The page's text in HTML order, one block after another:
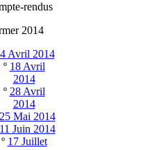
rendus
2014
4 Avril 2014
º 18 Avril
2014
º 28 Avril
2014
25 Mai 2014
11 Juin 2014
º 17 Juillet